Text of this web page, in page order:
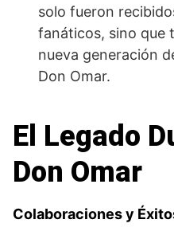
solo fueron
fanáticos, sino que
nueva generación
Don Omar.
El Legado
Don Omar
Colaboraciones y